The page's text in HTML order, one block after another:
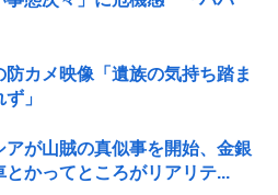
カメ映像「遺族の気持ち踏ま
」
アが山賊の真似事を開始、金銀
かってところがリアリテ...